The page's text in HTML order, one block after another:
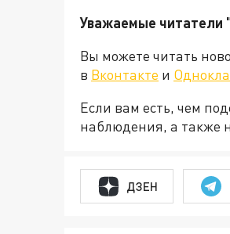
Уважаемые читатели
Вы можете читать
в Вконтакте и
Если вам есть, чем
наблюдения, а также
ДЗЕН